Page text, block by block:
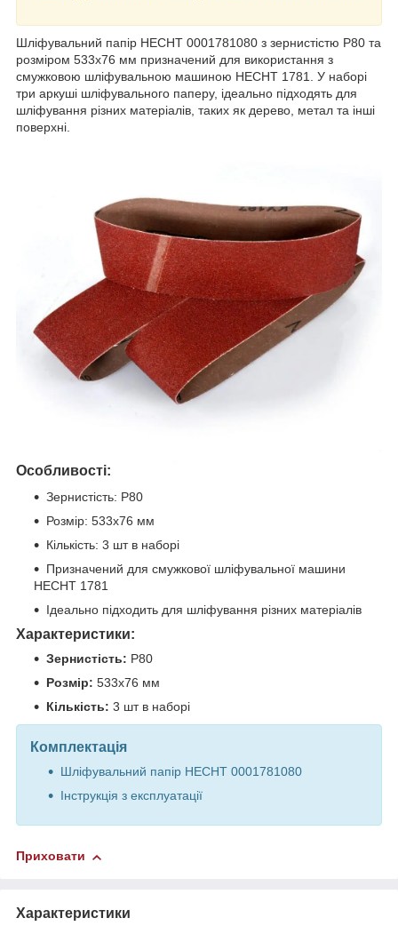
Шліфувальний папір HECHT 0001781080 з зернистістю P80 та
розміром 533x76 мм призначений для використання з
смужковою шліфувальною машиною HECHT 1781. У наборі
три аркуші шліфувального паперу, ідеально підходять для
шліфування різних матеріалів, таких як дерево, метал та інші
поверхні.
Особливості:
Зернистість: P80
Розмір: 533x76 мм
Кількість: 3 шт в наборі
Призначений для смужкової шліфувальної машини
HECHT 1781
Ідеально підходить для шліфування різних матеріалів
Характеристики:
Зернистість: P80
Розмір: 533x76 мм
Кількість: 3 шт в наборі
Комплектація
Шліфувальний папір HECHT 0001781080
Інструкція з експлуатації
Приховати
Характеристики